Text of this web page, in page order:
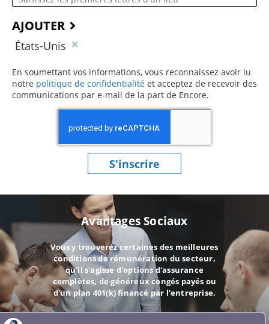
AJOUTER
États-Unis
En soumettant vos informations, vous reconnaissez avoir lu
notre politique de confidentialité (ce contenu s’ouvre dans
et acceptez de recevoir des
communications par e-mail de la part de Encore.
S'inscrire
Avantages Sociaux
Vous y trouverez certaines des meilleures
conditions de rémunération du secteur,
qu'il s'agisse d'options d'assurance
complètes, de généreux congés payés ou
d'un plan 401(k) financé par l'entreprise.